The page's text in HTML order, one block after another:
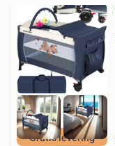
Gratis levering